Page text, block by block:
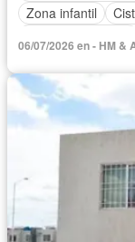
Zona infantil
Zonas verdes
06/07/2026 en - HM &